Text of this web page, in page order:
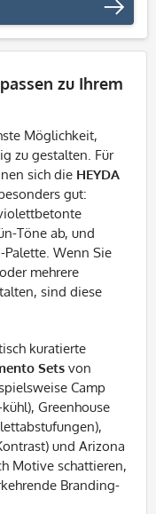
zu Ihrem
Möglichkeit,
zu gestalten. Für
sich die HEYDA
gut:
Töne ab, und
Wenn Sie
mehrere
sind diese
kuratierte
Sets von
Camp
Greenhouse
und Arizona
Motive schattieren,
Branding-